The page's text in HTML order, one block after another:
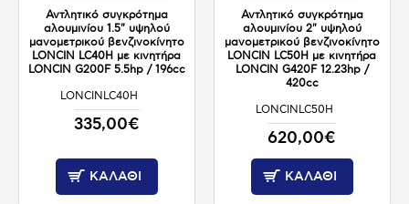
LONCINLC40H
Αντλητικό συγκρότημα
αλουμινίου 1.5" υψηλού
μανομετρικού βενζινοκίνητο
LONCIN LC40H με κινητήρα
LONCIN G200F 5.5hp / 196cc
335,00€
ΚΑΛΆΘΙ
LONCINLC50H
Αντλητικό συγκρότημα
αλουμινίου 2" υψηλού
μανομετρικού βενζινοκίνητο
LONCIN LC50H με κινητήρα
LONCIN G420F 12.23hp /
420cc
620,00€
ΚΑΛΆΘΙ